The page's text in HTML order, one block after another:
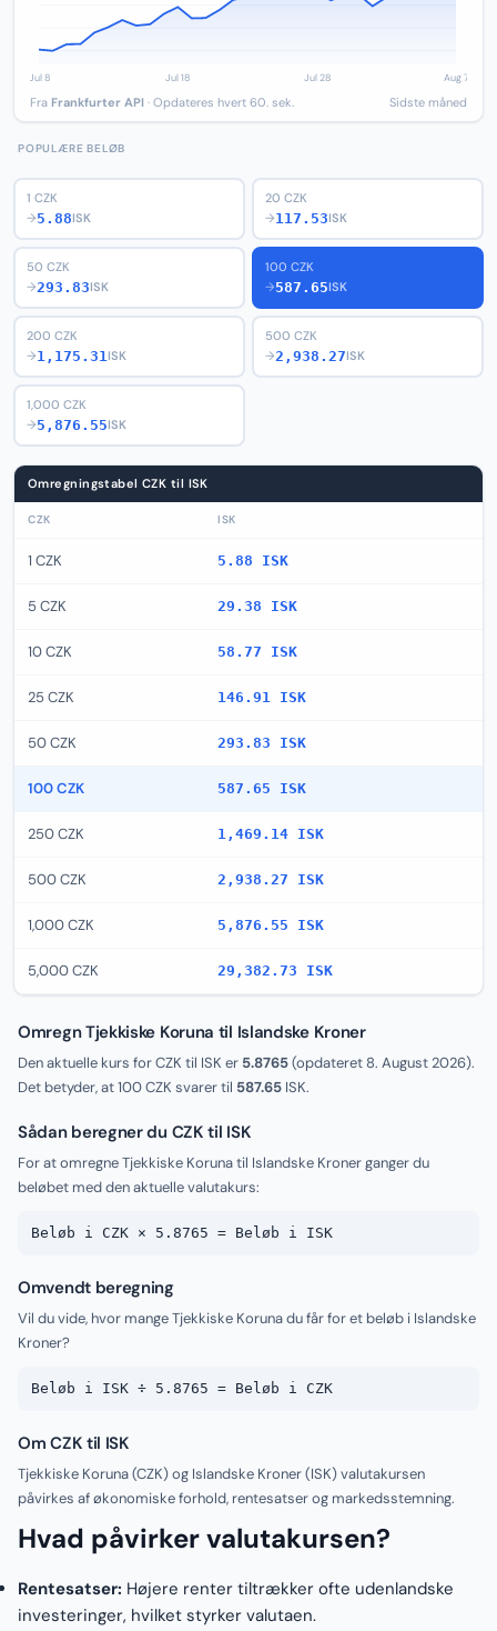
Fra Frankfurter API · Opdateres hvert 60. sek. Sidste måned
POPULÆRE BELØB
1 CZK
→5.88ISK
20 CZK
→117.53ISK
50 CZK
→293.83ISK
100 CZK
→587.65ISK
200 CZK
→1,175.31ISK
500 CZK
→2,938.27ISK
1,000 CZK
→5,876.55ISK
Omregningstabel CZK til ISK
CZK ISK
1 CZK 5.88 ISK
5 CZK 29.38 ISK
10 CZK 58.77 ISK
25 CZK 146.91 ISK
50 CZK 293.83 ISK
100 CZK 587.65 ISK
250 CZK 1,469.14 ISK
500 CZK 2,938.27 ISK
1,000 CZK 5,876.55 ISK
5,000 CZK 29,382.73 ISK
Omregn Tjekkiske Koruna til Islandske Kroner
Den aktuelle kurs for CZK til ISK er 5.8765(opdateret 8. August 2026).
Det betyder, at 100 CZK svarer til 587.65 ISK.
Sådan beregner du CZK til ISK
For at omregne Tjekkiske Koruna til Islandske Kroner ganger du
beløbet med den aktuelle valutakurs:
Beløb i CZK × 5.8765 = Beløb i ISK
Omvendt beregning
Vil du vide, hvor mange Tjekkiske Koruna du får for et beløb i Islandske
Kroner?
Beløb i ISK ÷ 5.8765 = Beløb i CZK
Om CZK til ISK
Tjekkiske Koruna (CZK) og Islandske Kroner (ISK) valutakursen
påvirkes af økonomiske forhold, rentesatser og markedsstemning.
Hvad påvirker valutakursen?
Rentesatser: Højere renter tiltrækker ofte udenlandske
investeringer, hvilket styrker valutaen.